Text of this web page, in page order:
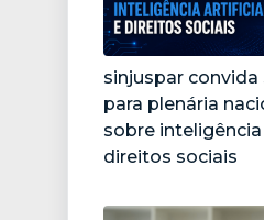
sinjuspar convida
para plenária
sobre
direitos sociais